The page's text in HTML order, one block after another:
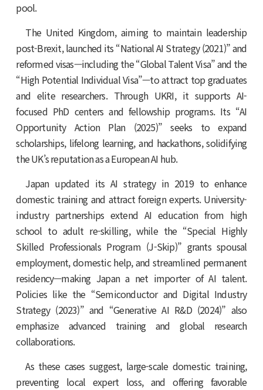
pool.
The United Kingdom, aiming to maintain leadership
post-Brexit, launched its “National AI Strategy (2021)” and
reformed visas—including the “Global Talent Visa” and the
“High Potential Individual Visa”—to attract top graduates
and elite researchers. Through UKRI, it supports AI-
focused PhD centers and fellowship programs. Its “AI
Opportunity Action Plan (2025)” seeks to expand
scholarships, lifelong learning, and hackathons, solidifying
the UK’s reputation as a European AI hub.
Japan updated its AI strategy in 2019 to enhance
domestic training and attract foreign experts. University-
industry partnerships extend AI education from high
school to adult re-skilling, while the “Special Highly
Skilled Professionals Program (J-Skip)” grants spousal
employment, domestic help, and streamlined permanent
residency—making Japan a net importer of AI talent.
Policies like the “Semiconductor and Digital Industry
Strategy (2023)” and “Generative AI R&D (2024)” also
emphasize advanced training and global research
collaborations.
As these cases suggest, large-scale domestic training,
preventing local expert loss, and offering favorable